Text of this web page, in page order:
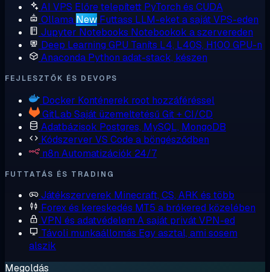
AI VPS Előre telepített PyTorch és CUDA
Ollama New Futtass LLM-eket a saját VPS-eden
Jupyter Notebooks Notebookok a szervereden
Deep Learning GPU Taníts L4, L40S, H100 GPU-n
Anaconda Python adat-stack, készen
FEJLESZTŐK ÉS DEVOPS
Docker Konténerek root hozzáféréssel
GitLab Saját üzemeltetésű Git + CI/CD
Adatbázisok Postgres, MySQL, MongoDB
Kódszerver VS Code a böngésződben
n8n Automatizációk 24/7
FUTTATÁS ÉS TRADING
Játékszerverek Minecraft, CS, ARK és több
Forex és kereskedés MT5 a brókered közelében
VPN és adatvédelem A saját privát VPN-ed
Távoli munkaállomás Egy asztal, ami sosem
alszik
Megoldás